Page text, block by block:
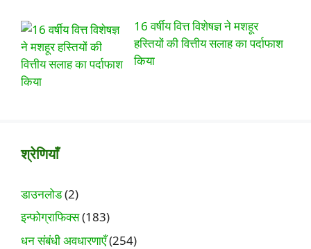
16 वर्षीय वित्त विशेषज्ञ ने मशहूर
हस्तियों की वित्तीय सलाह का पर्दाफाश
किया
श्रेणियाँ
डाउनलोड(2)
इन्फोग्राफिक्स(183)
धन संबंधी अवधारणाएँ(254)